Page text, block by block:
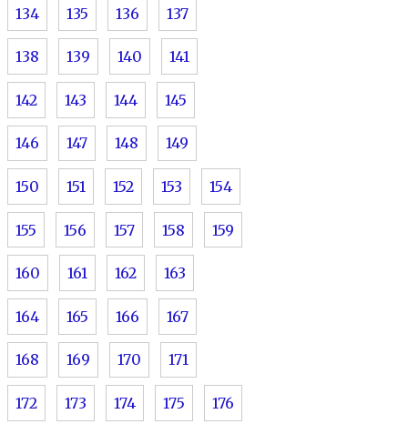
134 135 136 137
138 139 140 141
142 143 144 145
146 147 148 149
150 151 152 153 154
155 156 157 158 159
160 161 162 163
164 165 166 167
168 169 170 171
172 173 174 175 176